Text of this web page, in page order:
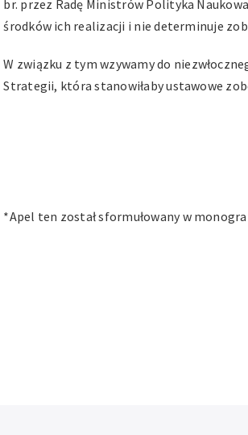
br. przez Radę Ministrów Polityka
środków ich realizacji i nie determinuje
W związku z tym wzywamy do
Strategii, która stanowiłaby ustawowe
*Apel ten został sformułowany w